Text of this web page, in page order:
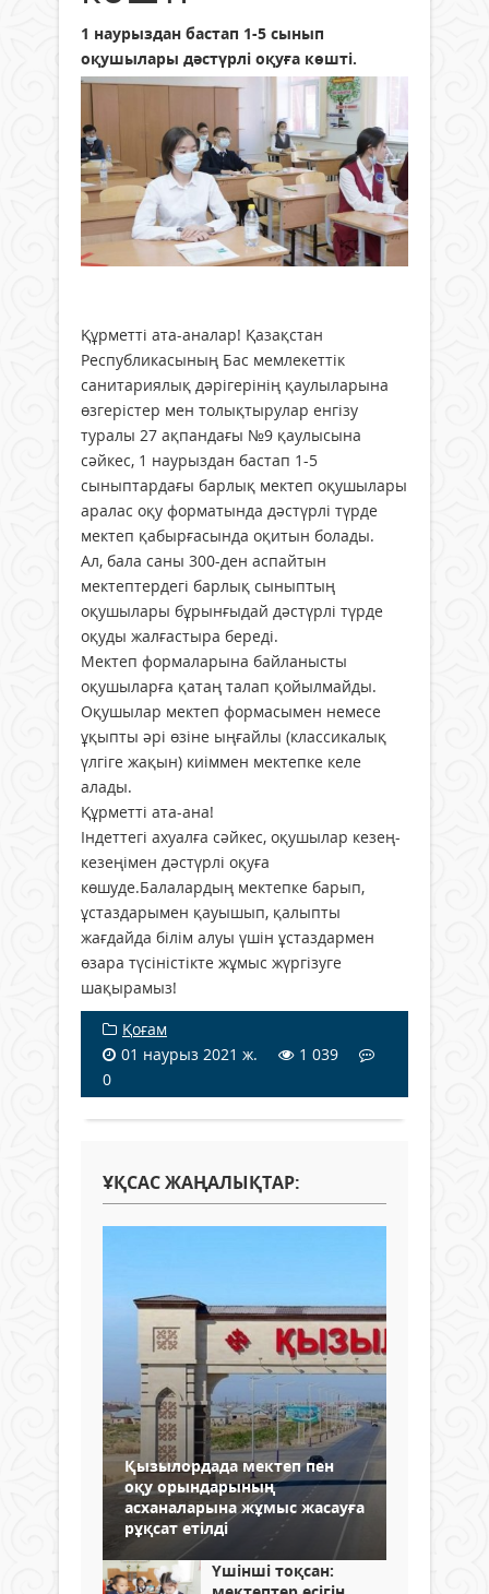
1 наурыздан бастап 1-5 сынып
оқушылары дәстүрлі оқуға көшті.
Құрметті ата-аналар! Қазақстан
Республикасының Бас мемлекеттік
санитариялық дәрігерінің қаулыларына
өзгерістер мен толықтырулар енгізу
туралы 27 ақпандағы №9 қаулысына
сәйкес, 1 наурыздан бастап 1-5
сыныптардағы барлық мектеп оқушылары
аралас оқу форматында дәстүрлі түрде
мектеп қабырғасында оқитын болады.
Ал, бала саны 300-ден аспайтын
мектептердегі барлық сыныптың
оқушылары бұрынғыдай дәстүрлі түрде
оқуды жалғастыра береді.
Мектеп формаларына байланысты
оқушыларға қатаң талап қойылмайды.
Оқушылар мектеп формасымен немесе
ұқыпты әрі өзіне ыңғайлы (классикалық
үлгіге жақын) киіммен мектепке келе
алады.
Құрметті ата-ана!
Індеттегі ахуалға сәйкес, оқушылар кезең-
кезеңімен дәстүрлі оқуға
көшуде.Балалардың мектепке барып,
ұстаздарымен қауышып, қалыпты
жағдайда білім алуы үшін ұстаздармен
өзара түсіністікте жұмыс жүргізуге
шақырамыз!
Қоғам
01 наурыз 2021 ж.
1 039
0
ҰҚСАС ЖАҢАЛЫҚТАР:
Қызылордада мектеп пен
оқу орындарының
асханаларына жұмыс жасауға
рұқсат етілді
Үшінші тоқсан: